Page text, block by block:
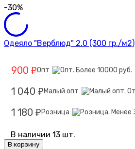
-30%
Одеяло "Верблюд" 2.0 (300 гр./м2)
900 ₽Опт
1 040 ₽ Малый опт
1 180 ₽ Розница
В наличии 13 шт.
В корзину